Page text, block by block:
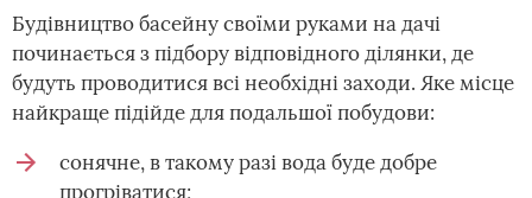
Будівництво басейну своїми руками на дачі
починається з підбору відповідного ділянки, де
будуть проводитися всі необхідні заходи. Яке місце
найкраще підійде для подальшої побудови:
сонячне, в такому разі вода буде добре
прогріватися;